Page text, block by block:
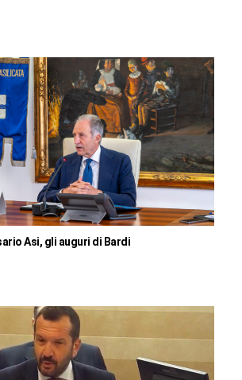
Asi, gli auguri di Bardi